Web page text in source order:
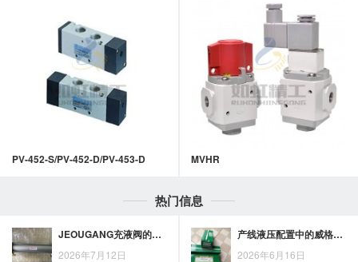
PV-452-S/PV-452-D/PV-453-D MVHR
热门信息
JEOUGANG充液阀的油路工作机制及应用场景说明
2026年7月12日
产线液压配置中的威格士柱塞泵应用环节与参数关注点
2026年6月16日